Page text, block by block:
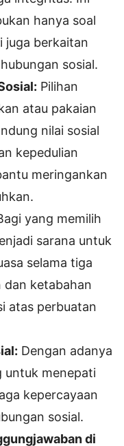
hanya soal
juga berkaitan
sosial.
Pilihan
atau pakaian
nilai sosial
kepedulian
meringankan
yang memilih
sarana untuk
selama tiga
dan ketabahan
atas perbuatan
Dengan adanya
untuk menepati
kepercayaan
sosial.
di